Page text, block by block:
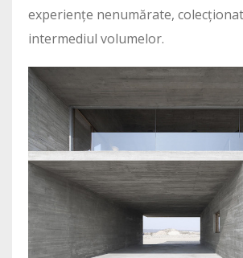
experiențe nenumărate,
intermediul volumelor.